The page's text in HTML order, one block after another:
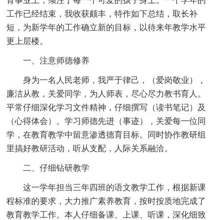
工作已经结束，我收获颇丰，特作如下总结，取长补
短，为新学年的工作确立新的目标，以待来年教学水平
更上层楼。
一、注意师德修养
身为一名人民老师，我严于律己，（爱岗敬业），
廉洁从教，关爱同学，为人师表，尽心尽力教书育人。
平常仔细深化学习文件精神，仔细撰写（读书笔记）及
（心得体会）。学习师德先进（事迹），关爱每一位同
学，在教育教学中留意渗透德育目标。同时协作教研组
里搞好教研活动，听从支配，人际关系融洽。
二、仔细钻研教学
这一学年担当三年四班的语文教学工作，根据新课
程标准的要求，大力推广素养教育，按时按质地完成了
教育教学工作。本人仔细备课、上课、听课，深化细致